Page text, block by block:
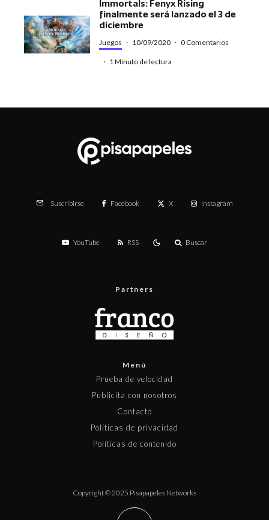
Immortals: Fenyx Rising
finalmente será lanzado el 3 de
diciembre
Juegos · 10/09/2020 · 0 Comentarios
· 1 Minuto de lectura
Suscribirse Facebook X Instagram
YouTube RSS Buscar
Partners
Menú
Prueba de velocidad
Publicita con nosotros
Contacto
Políticas de privacidad
Políticas de contenido
Copyright © 2025 Pisapapeles Networks